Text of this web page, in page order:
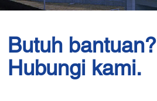
Butuh bantuan?
Hubungi kami.